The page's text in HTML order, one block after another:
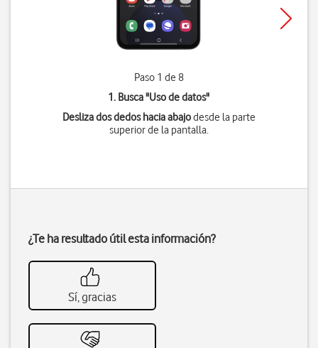
Paso 1 de 8
1. Busca "Uso de datos"
Desliza dos dedos hacia abajodesde la parte
superior de la pantalla.
¿Te ha resultado útil esta información?
Sí, gracias